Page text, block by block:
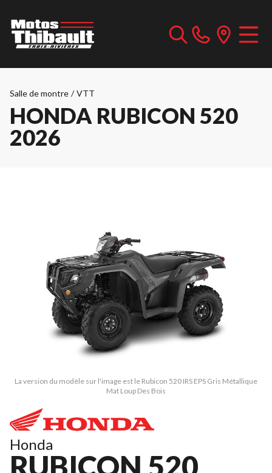
Salle de montre / VTT
HONDA RUBICON 520
2026
La version du modèle sur l'image est le Rubicon 520 IRS EPS Gris Métallique
Mat Loup Des Bois
Honda
RUBICON 520